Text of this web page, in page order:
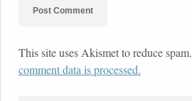
This site uses Akismet to reduce spam.
comment data is processed.